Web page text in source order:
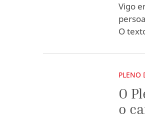
Vigo
O
PLENO
O
o